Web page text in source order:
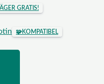
GRATIS!
🧩KOMPATIBEL